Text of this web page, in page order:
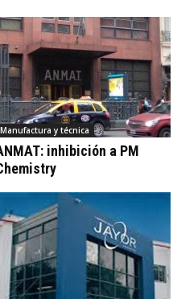
Manufactura y técnica
inhibición a PM